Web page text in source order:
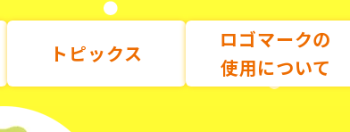
トピックス
ロゴマークの
使用について